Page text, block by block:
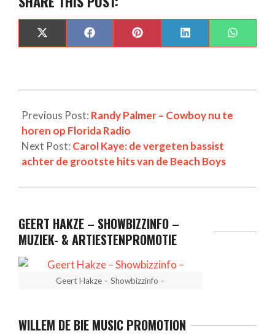
(TWITTER)
FACEBOOK PINTEREST LINKEDIN
Previous Post: Randy Palmer – Cowboy nu te
horen op Florida Radio
Next Post: Carol Kaye: de vergeten bassist
achter de grootste hits van de Beach Boys
GEERT HAKZE – SHOWBIZZINFO –
MUZIEK- & ARTIESTENPROMOTIE
Geert Hakze – Showbizzinfo –
WILLEM DE BIE MUSIC PROMOTION